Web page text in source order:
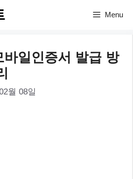
Menu
일인증서 발급 방
월 08일